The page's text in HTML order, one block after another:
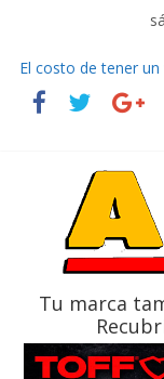
El costo de tener
decidir
Ultima película
La Vuelta al
La FEDAK recibe
Tu marca